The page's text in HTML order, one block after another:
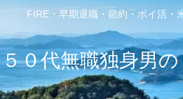
FIRE・早期退職・節約・ポイ活・
５０代無職独身男